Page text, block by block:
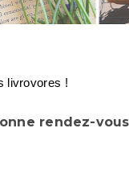
livrovores !
rendez-